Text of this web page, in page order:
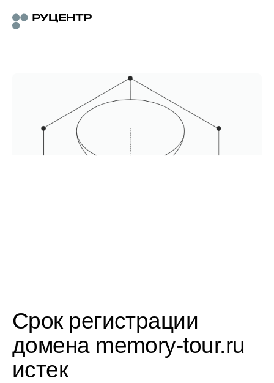
Срок регистрации
домена memory-tour.ru
истек